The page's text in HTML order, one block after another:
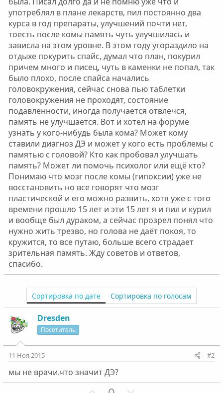
употреблял в плане лекарств, пил постоянно два
курса в год препараты, улучшений почти нет,
тоесть после комы память чуть улучшилась и
зависла на этом уровне. В этом году угораздило на
отдыхе покурить спайс, думал что план, покурил
причем много и писец, чуть в каменки не попал, так
было плохо, после спайса начались
головокружения, сейчас снова пью таблетки
головокружения не проходят, состояние
подавленности, иногда получается отвлечся,
память не улучшается. Вот и хотел на форуме
узнать у кого-нибудь была кома? Может кому
ставили диагноз ДЭ и может у кого есть проблемы с
памятью с головой? Кто как пробовал улучшать
память? Может ли помочь психолог или ещё кто?
Понимаю что мозг после комы (гипоксии) уже не
восстановить но все говорят что мозг
пластической и его можно развить, хотя уже с того
времени прошло 15 лет и эти 15 лет я и пил и курил
и вообще был дураком, а сейчас прозрел понял что
нужно жить трезво, но голова не даёт покоя, то
кружится, то все путаю, больше всего страдает
зрительная память. Жду советов и ответов,
спасибо.
Сортировка по дате Сортировка по голосам
Dresden
Посетитель
11 Ноя 2015 #2
мы не врачи.что значит ДЭ?